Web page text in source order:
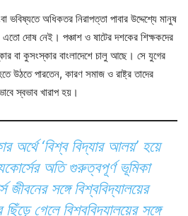
ভবিষ্যতে অধিকতর নিরাপত্তা পাবার উদ্দেশ্যে মানুষ
দোষ নেই। পঞ্চাশ ও ষাটের দশকের শিক্ষকদের
বা কুসংস্কার বাংলাদেশে চালু আছে। সে যুগের
উঠতে পারতেন, কারণ সমাজ ও রাষ্ট্র তাদের
স্বভাব খারাপ হয়।
অর্থে ‘বিশ্ব বিদ্যার আলয়’ হয়ে
অতি গুরুত্বপূর্ণ ভূমিকা
জীবনের সঙ্গে বিশ্ববিদ্যালয়ের
গেলে বিশ্ববিদ্যালয়ের সঙ্গে